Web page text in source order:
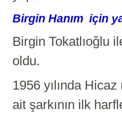
Birgin Hanım için
Birgin Tokatlıoğlu
oldu.
1956 yılında
ait şarkının ilk